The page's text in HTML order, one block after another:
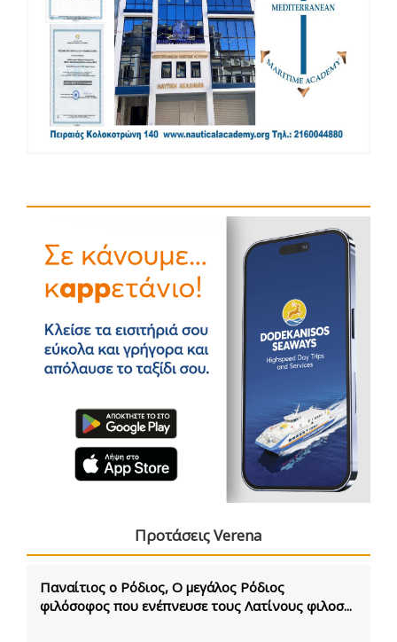
Προτάσεις Verena
Παναίτιος ο Ρόδιος, Ο μεγάλος Ρόδιος
φιλόσοφος που ενέπνευσε τους Λατίνους φιλοσ...